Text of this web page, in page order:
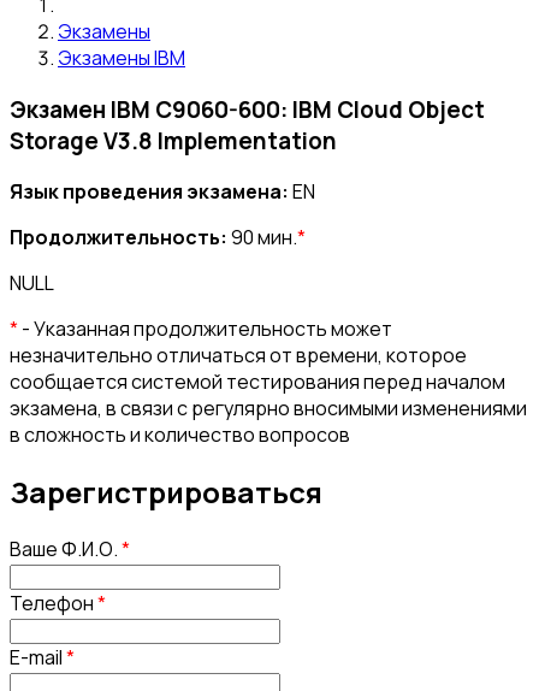
Экзамены
Экзамены IBM
Экзамен IBM C9060-600: IBM Cloud Object
Storage V3.8 Implementation
Язык проведения экзамена: EN
Продолжительность: 90 мин.*
NULL
*- Указанная продолжительность может
незначительно отличаться от времени, которое
сообщается системой тестирования перед началом
экзамена, в связи с регулярно вносимыми изменениями
в сложность и количество вопросов
Зарегистрироваться
Ваше Ф.И.О.*
Телефон*
E-mail*